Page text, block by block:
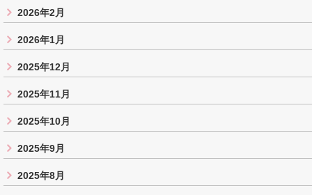
2026年2月
2026年1月
2025年12月
2025年11月
2025年10月
2025年9月
2025年8月